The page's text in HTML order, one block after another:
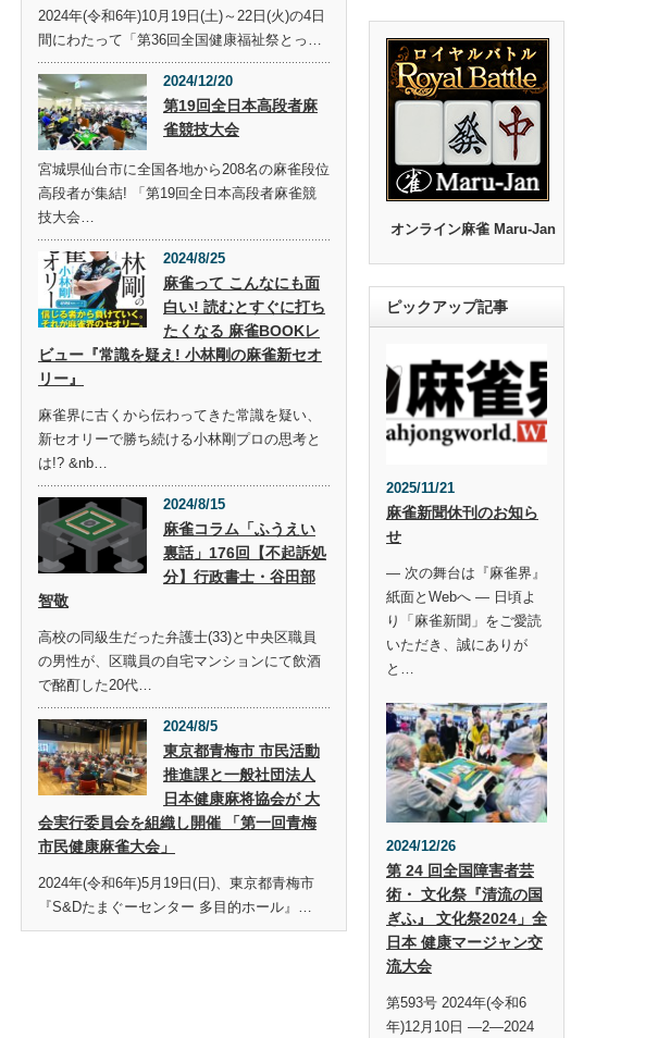
2024年(令和6年)10月19日(土)～22日(火)の4日
間にわたって「第36回全国健康福祉祭とっ…
2024/12/20
第19回全日本高段者麻
雀競技大会
宮城県仙台市に全国各地から208名の麻雀段位
高段者が集結! 「第19回全日本高段者麻雀競
技大会…
2024/8/25
麻雀って こんなにも面
白い! 読むとすぐに打ち
たくなる 麻雀BOOKレ
ビュー『常識を疑え! 小林剛の麻雀新セオ
リー』
麻雀界に古くから伝わってきた常識を疑い、
新セオリーで勝ち続ける小林剛プロの思考と
は!? &nb…
2024/8/15
麻雀コラム「ふうえい
裏話」176回【不起訴処
分】行政書士・谷田部
智敬
高校の同級生だった弁護士(33)と中央区職員
の男性が、区職員の自宅マンションにて飲酒
で酩酊した20代…
2024/8/5
東京都青梅市 市民活動
推進課と一般社団法人
日本健康麻将協会が 大
会実行委員会を組織し開催 「第一回青梅
市民健康麻雀大会」
2024年(令和6年)5月19日(日)、東京都青梅市
『S&Dたまぐーセンター 多目的ホール』…
オンライン麻雀 Maru-Jan
ピックアップ記事
2025/11/21
麻雀新聞休刊のお知ら
せ
― 次の舞台は『麻雀界』
紙面とWebへ ― 日頃よ
り「麻雀新聞」をご愛読
いただき、誠にありが
と…
2024/12/26
第 24 回全国障害者芸
術・ 文化祭『清流の国
ぎふ』 文化祭2024」全
日本 健康マージャン交
流大会
第593号 2024年(令和6
年)12月10日 —2—2024